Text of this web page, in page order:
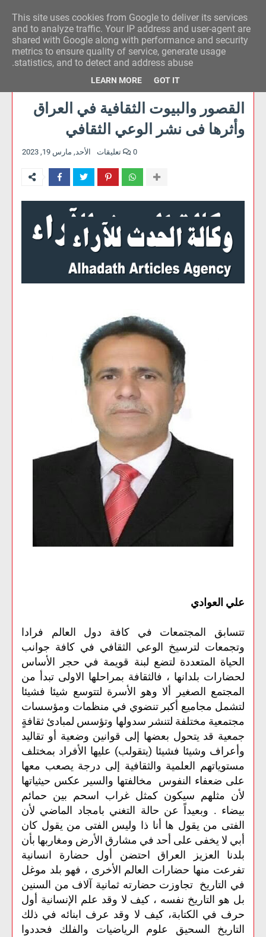
وكالة الحدث للآراء
القصور والبيوت الثقافية في العراق
وأثرها فى نشر الوعي الثقافي
الأحد, مارس 19, 2023 0 تعليقات
علي العوادي
تتسابق المجتمعات في كافة دول العالم فرادا
وتجمعات لترسيخ الوعي الثقافي في كافة جوانب
الحياة المتعددة لتضع لبنة قويمة في حجر الأساس
لحضارات بلدانها ، فالثقافة بمراحلها الاولى تبدأ من
المجتمع الصغير ألا وهو الأسرة لتتوسع شيئا فشيئا
لتشمل مجاميع أكبر تنضوي في منظمات ومؤسسات
مجتمعية مختلفة لتنشر سدولها وتؤسس لمبادئ ثقافةٍ
جمعية قد يتحول بعضها إلى قوانين وضعية أو تقاليد
وأعراف وشيئا فشيئا (يتقولب) عليها الأفراد بمختلف
مستوياتهم العلمية والثقافية إلى درجة يصعب معها
على ضعفاء النفوس مخالفتها والسير عكس حيثياتها
لأن مثلهم سيكون كمثل غراب اسحم بين حمائم
بيضاء . وبعيداً عن حالة التغني بامجاد الماضي لأن
الفتى من يقول ها أنا ذا وليس الفتى من يقول كان
أبي لا يخفى على أحد في مشارق الأرض ومغاربها بأن
بلدنا العزيز العراق احتضن أول حضارة انسانية
تفرعت منها حضارات العالم الأخرى ، فهو بلد موغل
في التاريخ تجاوزت حضارته ثمانية آلاف من السنين
بل هو التاريخ نفسه ، كيف لا وقد علم الإنسانية أول
حرف في الكتابة، كيف لا وقد عرف ابنائه في ذلك
التاريخ السحيق علوم الرياضيات والفلك فحددوا
This site uses cookies from Google to deliver its services
and to analyze traffic. Your IP address and user-agent are
shared with Google along with performance and security
metrics to ensure quality of service, generate usage
statistics, and to detect and address abuse.
LEARN MORE GOT IT